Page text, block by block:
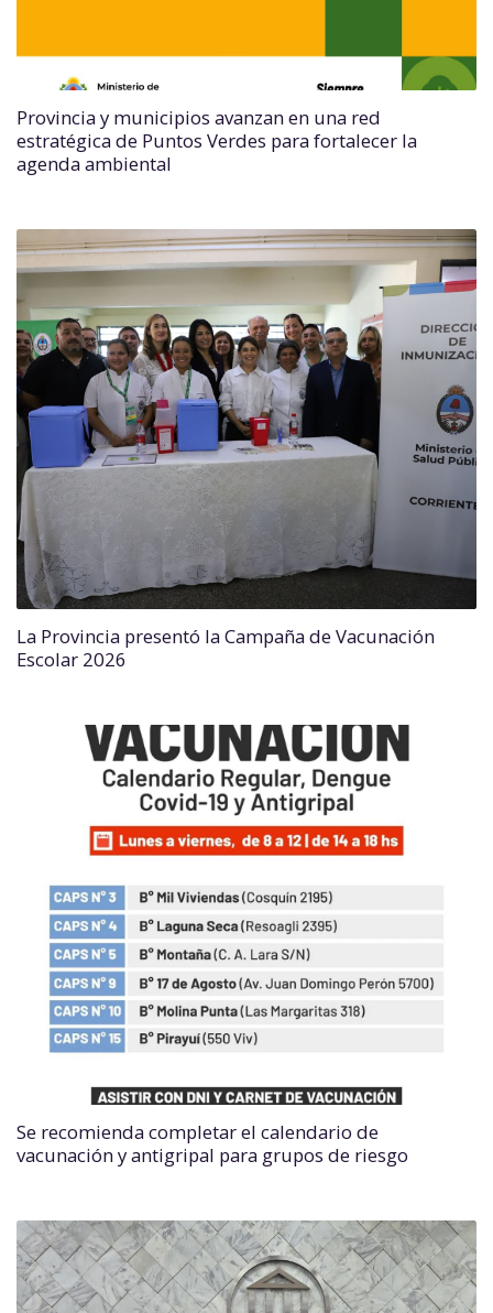
Provincia y municipios avanzan en una red
estratégica de Puntos Verdes para fortalecer la
agenda ambiental
La Provincia presentó la Campaña de Vacunación
Escolar 2026
Se recomienda completar el calendario de
vacunación y antigripal para grupos de riesgo